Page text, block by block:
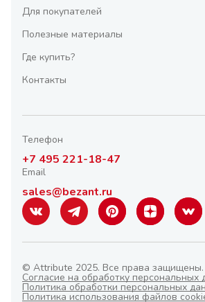
Для покупателей
Полезные материалы
Где купить?
Контакты
Телефон
+7 495 221-18-47
Email
sales@bezant.ru
© Attribute 2025. Все права защищены.
Согласие на обработку персональных
Политика обработки персональных
Политика использования файлов